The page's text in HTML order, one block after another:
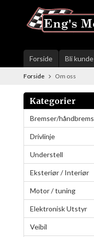
innholdet
Forside Bli kunde
Forside Om oss
Kategorier
Bremser/håndbrems
Drivlinje
Understell
Eksteriør / Interiør
Motor / tuning
Elektronisk Utstyr
Veibil